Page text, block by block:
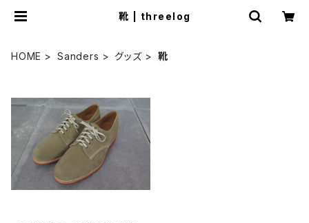
靴 | threelog
HOME Sanders グッズ 靴